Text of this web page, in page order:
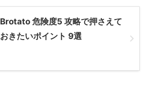
Brotato 危険度5 攻略で押さえて
おきたいポイント 9選